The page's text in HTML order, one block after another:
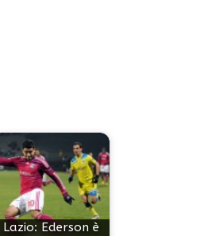
Lazio: Ederson è